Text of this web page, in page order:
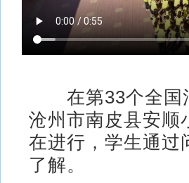
在第33个全国
沧州市南皮县安顺
在进行，学生通过
了解。